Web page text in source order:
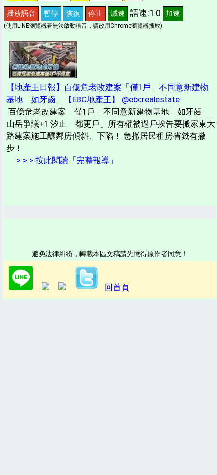
播放語音 暫停 恢復 停止 減速 語速:1.0 加速
(使用LINE瀏覽器若無法啟動語音，請改用Chrome瀏覽器播放)
【地產王日報】百億危老改建案「僅1戶」不同意新建物
基地「如牙齒」【EBC地產王】 @ebcrealestate
百億危老改建案「僅1戶」不同意新建物基地「如牙齒」
山岳爭議+1 汐止「都更戶」所有權被過戶挨告要搬家東大
路建案施工釀鄰房傾斜、下陷！ 急撤居民租房省錢有撇
步！
> > > 按此閱讀「完整報導」
避免法律糾紛，轉載本區文稿請先徵得原作者同意！
回首頁